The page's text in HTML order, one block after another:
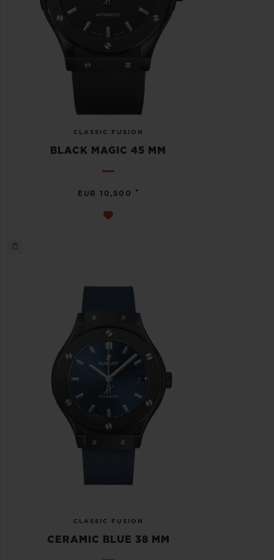
CLASSIC FUSION
BLACK MAGIC 45 MM
EUR 10,500 •
CLASSIC FUSION
CERAMIC BLUE 38 MM